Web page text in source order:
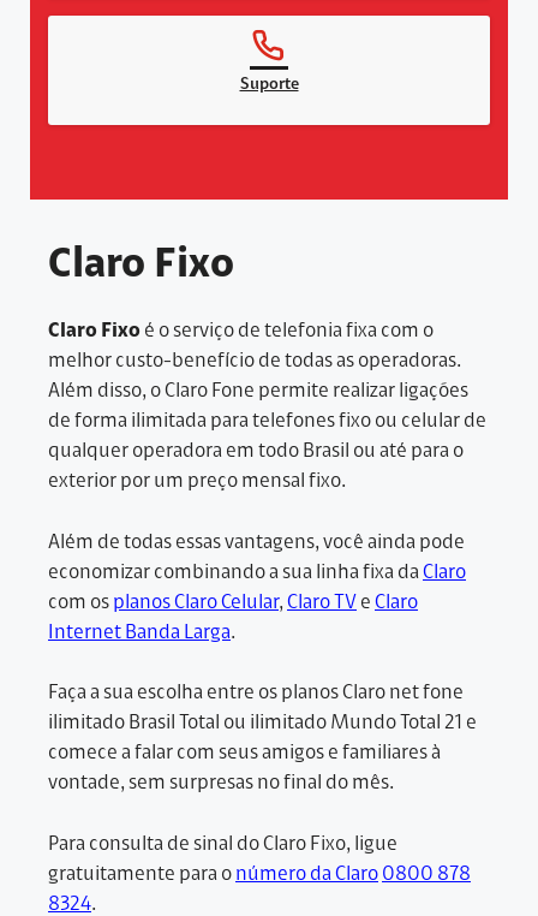
Suporte
Claro Fixo
Claro Fixo é o serviço de telefonia fixa com o
melhor custo-benefício de todas as operadoras.
Além disso, o Claro Fone permite realizar ligações
de forma ilimitada para telefones fixo ou celular de
qualquer operadora em todo Brasil ou até para o
exterior por um preço mensal fixo.
Além de todas essas vantagens, você ainda pode
economizar combinando a sua linha fixa daClaro
com os planos Claro Celular, Claro TV e Claro
Internet Banda Larga.
Faça a sua escolha entre os planos Claro net fone
ilimitado Brasil Total ou ilimitado Mundo Total 21 e
comece a falar com seus amigos e familiares à
vontade, sem surpresas no final do mês.
Para consulta de sinal do Claro Fixo, ligue
gratuitamente para o número da Claro 0800 878
8324.